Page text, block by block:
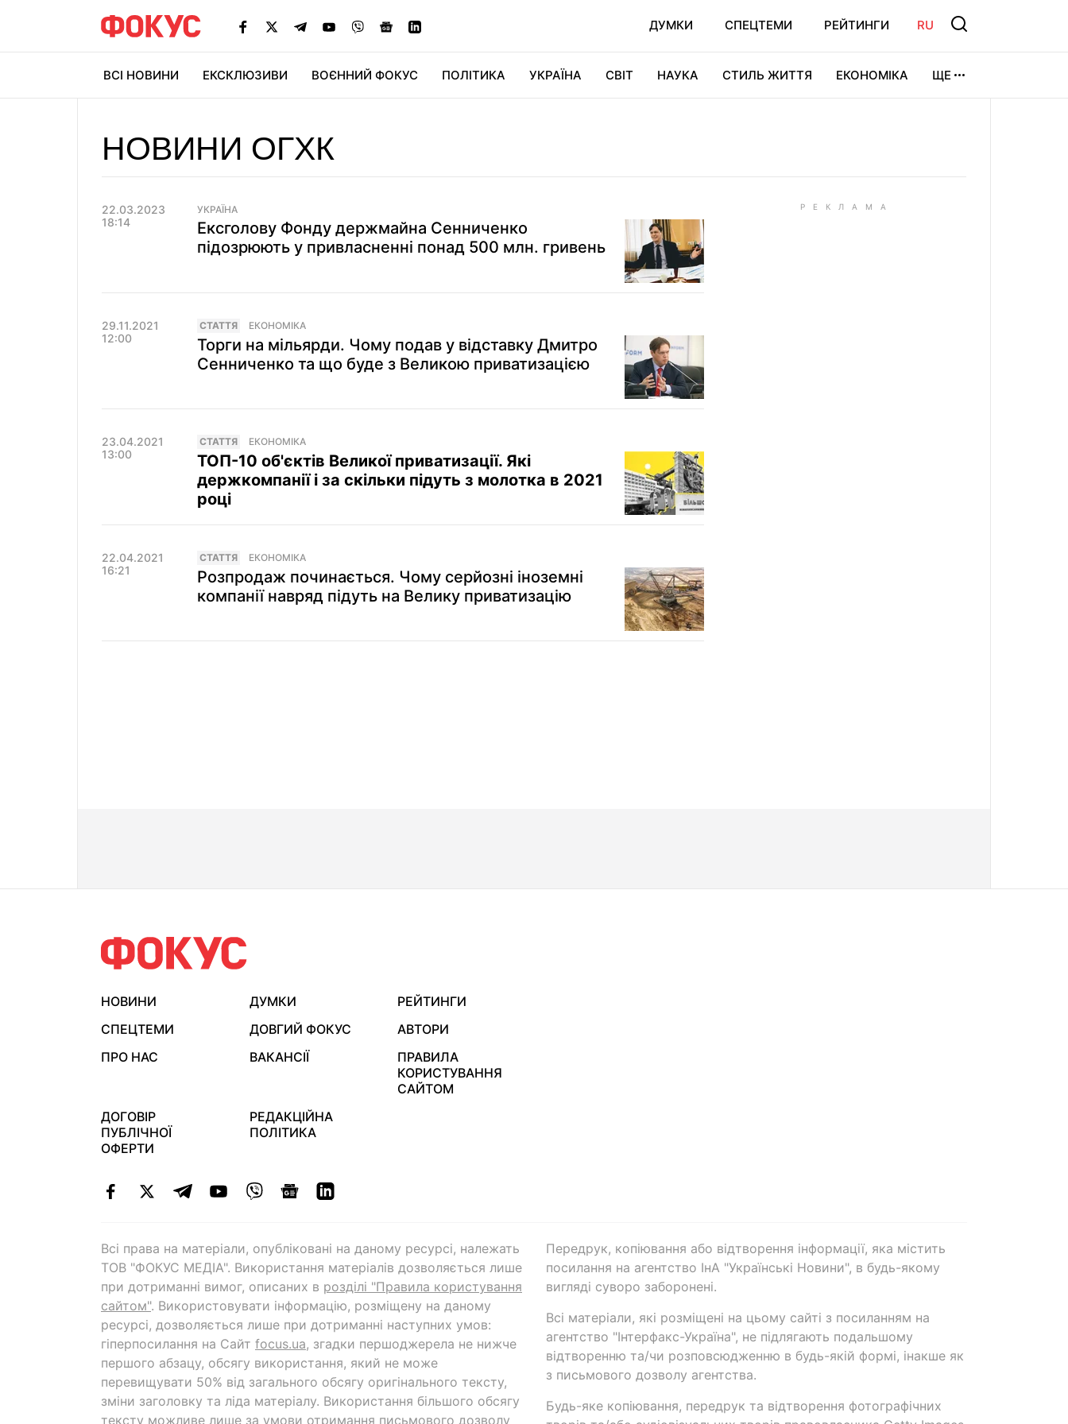
ДУМКИ СПЕЦТЕМИ РЕЙТИНГИ RU
ВСІ НОВИНИ ЕКСКЛЮЗИВИ ВОЄННИЙ ФОКУС ПОЛІТИКА УКРАЇНА СВІТ НАУКА СТИЛЬ ЖИТТЯ ЕКОНОМІКА ЩЕ
НОВИНИ ОГХК
22.03.2023
18:14
УКРАЇНА
Ексголову Фонду держмайна Сенниченко
підозрюють у привласненні понад 500 млн. гривень
29.11.2021
12:00
СТАТТЯ ЕКОНОМІКА
Торги на мільярди. Чому подав у відставку Дмитро
Сенниченко та що буде з Великою приватизацією
23.04.2021
13:00
СТАТТЯ ЕКОНОМІКА
ТОП-10 об'єктів Великої приватизації. Які
держкомпанії і за скільки підуть з молотка в 2021
році
22.04.2021
16:21
СТАТТЯ ЕКОНОМІКА
Розпродаж починається. Чому серйозні іноземні
компанії навряд підуть на Велику приватизацію
НОВИНИ ДУМКИ
РЕЙТИНГИ
СПЕЦТЕМИ
ДОВГИЙ ФОКУС
АВТОРИ
ПРО НАС
ВАКАНСІЇ
ПРАВИЛА
КОРИСТУВАННЯ
САЙТОМ
ДОГОВІР
ПУБЛІЧНОЇ
ОФЕРТИ
РЕДАКЦІЙНА
ПОЛІТИКА
Всі права на матеріали, опубліковані на даному ресурсі, належать
ТОВ "ФОКУС МЕДІА". Використання матеріалів дозволяється лише
при дотриманні вимог, описаних в розділі "Правила користування
сайтом". Використовувати інформацію, розміщену на даному
ресурсі, дозволяється лише при дотриманні наступних умов:
гіперпосилання на Cайт focus.ua, згадки першоджерела не нижче
першого абзацу, обсягу використання, який не може
перевищувати 50% від загального обсягу оригінального тексту,
зміни заголовку та ліда матеріалу. Використання більшого обсягу
тексту можливе лише за умови отримання письмового дозволу
Передрук, копіювання або відтворення інформації, яка містить
посилання на агентство ІнА "Українські Новини", в будь-якому
вигляді суворо заборонені.
Всі матеріали, які розміщені на цьому сайті з посиланням на
агентство "Інтерфакс-Україна", не підлягають подальшому
відтворенню та/чи розповсюдженню в будь-якій формі, інакше як
з письмового дозволу агентства.
Будь-яке копіювання, передрук та відтворення фотографічних